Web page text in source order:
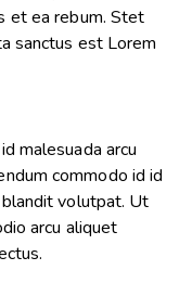
et ea rebum. Stet
sanctus est Lorem
malesuada arcu
commodo id id
volutpat. Ut
arcu aliquet